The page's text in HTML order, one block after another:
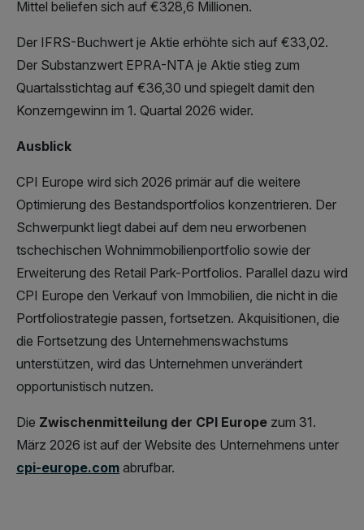
Mittel beliefen sich auf €328,6 Millionen.
Der IFRS-Buchwert je Aktie erhöhte sich auf €33,02.
Der Substanzwert EPRA-NTA je Aktie stieg zum
Quartalsstichtag auf €36,30 und spiegelt damit den
Konzerngewinn im 1. Quartal 2026 wider.
Ausblick
CPI Europe wird sich 2026 primär auf die weitere
Optimierung des Bestandsportfolios konzentrieren. Der
Schwerpunkt liegt dabei auf dem neu erworbenen
tschechischen Wohnimmobilienportfolio sowie der
Erweiterung des Retail Park-Portfolios. Parallel dazu wird
CPI Europe den Verkauf von Immobilien, die nicht in die
Portfoliostrategie passen, fortsetzen. Akquisitionen, die
die Fortsetzung des Unternehmenswachstums
unterstützen, wird das Unternehmen unverändert
opportunistisch nutzen.
Die Zwischenmitteilung der CPI Europe zum 31.
März 2026 ist auf der Website des Unternehmens unter
cpi-europe.com abrufbar.